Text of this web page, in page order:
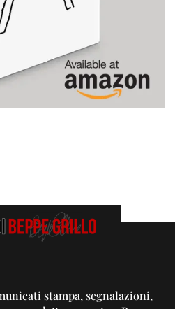
stampa, segnalazioni,